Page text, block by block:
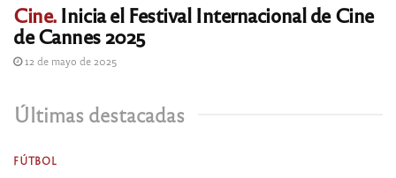
Cine.Inicia el Festival Internacional de Cine
de Cannes 2025
12 de mayo de 2025
Últimas destacadas
FÚTBOL